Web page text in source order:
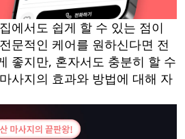
에서도 쉽게 할 수 있는 점이
문적인 케어를 원하신다면 전
좋지만, 혼자서도 충분히 할 수
사지의 효과와 방법에 대해 자